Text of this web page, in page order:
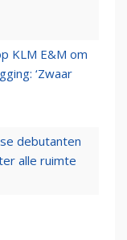
KLM E&M om
‘Zwaar
debutanten
alle ruimte